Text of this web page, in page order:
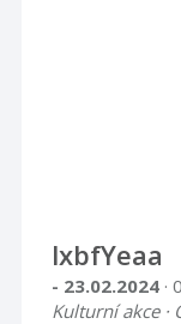
lxbfYeaa
- 23.02.2024 ·
Kulturní akce ·